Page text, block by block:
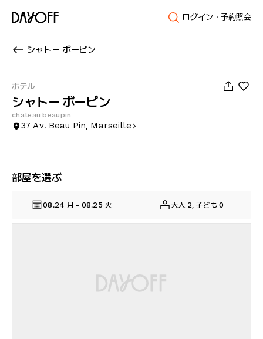
ログイン・予約照会
シャトー ボーピン
ホテル
シャトー ボーピン
chateau beaupin
37 Av. Beau Pin, Marseille
部屋を選ぶ
08.24 月 - 08.25 火 大人 2, 子ども 0